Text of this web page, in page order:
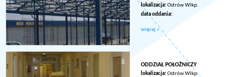
lokalizacja:Ostrów Wlkp.
data oddania:
więcej »
ODDZIAŁ POŁOŻNICZY
lokalizacja:Ostrów Wlkp.